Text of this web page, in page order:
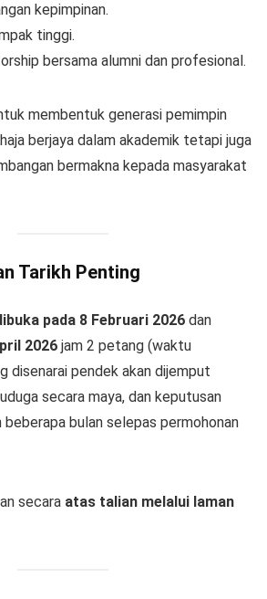
kepimpinan.
tinggi.
bersama alumni dan profesional.
membentuk generasi pemimpin
berjaya dalam akademik tetapi juga
bermakna kepada masyarakat
Tarikh Penting
pada 8 Februari 2026 dan
2026 jam 2 petang (waktu
disenarai pendek akan dijemput
secara maya, dan keputusan
beberapa bulan selepas permohonan
secara atas talian melalui laman